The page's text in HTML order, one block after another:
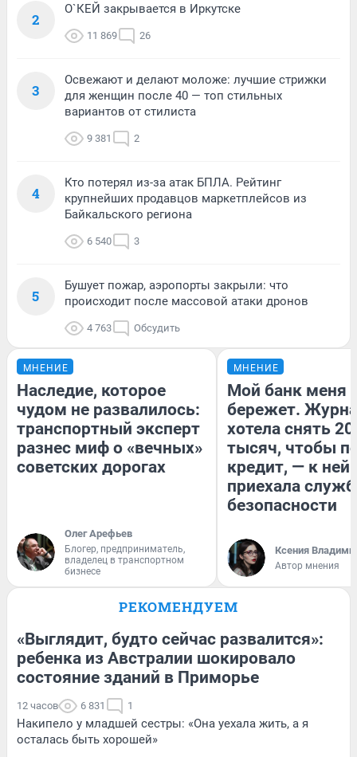
2
О`КЕЙ закрывается в Иркутске
11 869 26
3
Освежают и делают моложе: лучшие стрижки
для женщин после 40 — топ стильных
вариантов от стилиста
9 381 2
4
Кто потерял из-за атак БПЛА. Рейтинг
крупнейших продавцов маркетплейсов из
Байкальского региона
6 540 3
5
Бушует пожар, аэропорты закрыли: что
происходит после массовой атаки дронов
4 763 Обсудить
МНЕНИЕ
Наследие, которое
чудом не развалилось:
транспортный эксперт
разнес миф о «вечных»
советских дорогах
Олег Арефьев
Блогер, предприниматель,
владелец в транспортном
бизнесе
МНЕНИЕ
Мой банк меня
бережет.
хотела снять
тысяч, чтобы
кредит, — к
приехала
безопасности
Ксения
Автор мнения
РЕКОМЕНДУЕМ
«Выглядит, будто сейчас развалится»:
ребенка из Австралии шокировало
состояние зданий в Приморье
12 часов 6 831 1
Накипело у младшей сестры: «Она уехала жить, а я
осталась быть хорошей»